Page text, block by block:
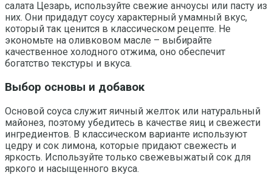
салата Цезарь, используйте свежие анчоусы или пасту из
них. Они придадут соусу характерный умамный вкус,
который так ценится в классическом рецепте. Не
экономьте на оливковом масле – выбирайте
качественное холодного отжима, оно обеспечит
богатство текстуры и вкуса.
Выбор основы и добавок
Основой соуса служит яичный желток или натуральный
майонез, поэтому убедитесь в качестве яиц и свежести
ингредиентов. В классическом варианте используют
цедру и сок лимона, которые придают свежесть и
яркость. Используйте только свежевыжатый сок для
яркого и насыщенного вкуса.